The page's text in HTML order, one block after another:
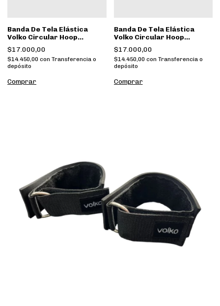
Banda De Tela Elástica
Volko Circular Hoop
Tension Alta
$17.000,00
$14.450,00 con Transferencia o
depósito
Banda De Tela Elástica
Volko Circular Hoop
Tension Media
$17.000,00
$14.450,00 con Transferencia o
depósito